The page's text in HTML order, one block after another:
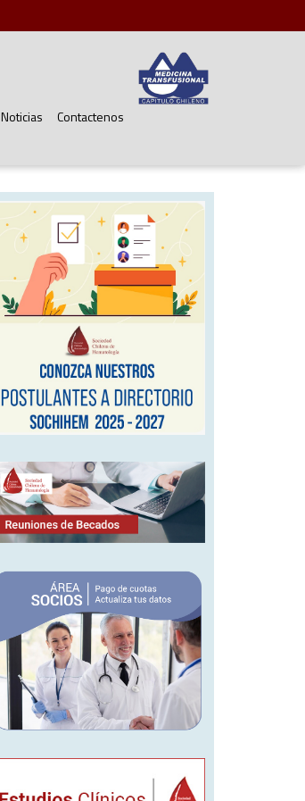
Noticias Contactenos